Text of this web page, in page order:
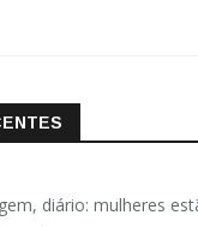
diário: mulheres